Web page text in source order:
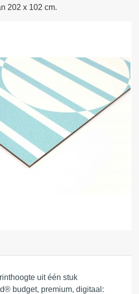
202 x 102 cm.
uit één stuk
budget, premium, digitaal: